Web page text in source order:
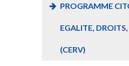
PROGRAMME
EGALITE,
(CERV)